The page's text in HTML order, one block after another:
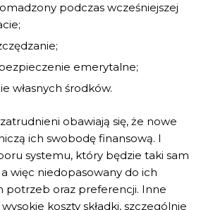
podczas wcześniejszej
emerytalne;
własnych środków.
obawiają się, że nowe
ich swobodę finansową. I
systemu, który będzie taki sam
więc niedopasowany do ich
potrzeb oraz preferencji. Inne
koszty składki, szczególnie